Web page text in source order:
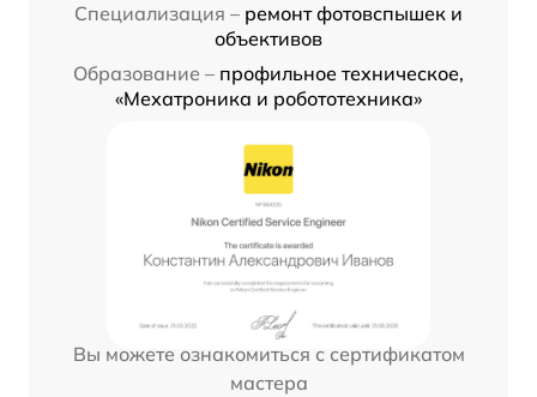
Специализация – ремонт фотовспышек и
объективов
Образование – профильное техническое,
«Мехатроника и робототехника»
Вы можете ознакомиться с сертификатом
мастера